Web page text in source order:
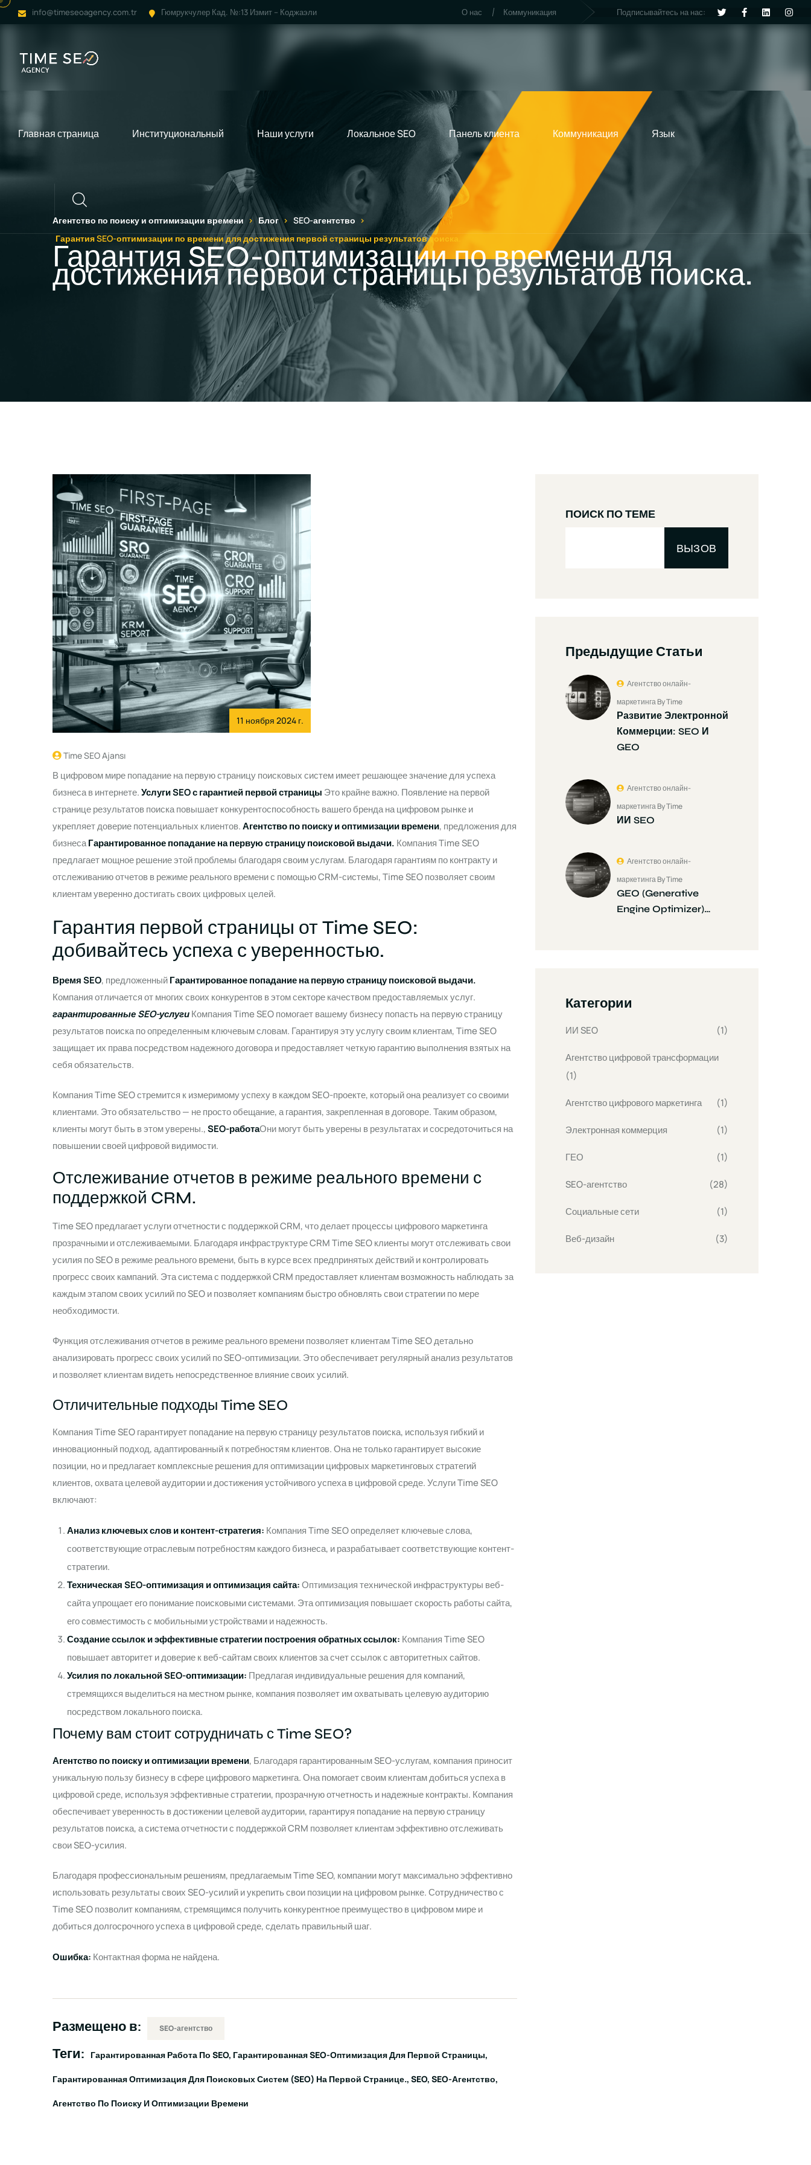
info@timeseoagency.com.tr Гюмрукчулер Кад. №:13 Измит – Коджаэли О нас Коммуникация Подписывайтесь на нас:
Главная страница Институциональный Наши услуги Локальное SEO Панель клиента Коммуникация Язык
Вызов
Агентство по поиску и оптимизации времени Блог
SEO-агентство
Гарантия SEO-оптимизации по времени для достижения первой страницы результатов поиска.
Гарантия SEO-оптимизации по времени для
достижения первой страницы результатов поиска.
11 ноября 2024 г.
Time SEO Ajansı
В цифровом мире попадание на первую страницу поисковых систем имеет решающее значение для успеха
бизнеса в интернете.Услуги SEO с гарантией первой страницы Это крайне важно. Появление на первой
странице результатов поиска повышает конкурентоспособность вашего бренда на цифровом рынке и
укрепляет доверие потенциальных клиентов.Агентство по поиску и оптимизации времени, предложения для
бизнесаГарантированное попадание на первую страницу поисковой выдачи. Компания Time SEO
предлагает мощное решение этой проблемы благодаря своим услугам. Благодаря гарантиям по контракту и
отслеживанию отчетов в режиме реального времени с помощью CRM-системы, Time SEO позволяет своим
клиентам уверенно достигать своих цифровых целей.
Гарантия первой страницы от Time SEO:
добивайтесь успеха с уверенностью.
Время SEO, предложенныйГарантированное попадание на первую страницу поисковой выдачи.
Компания отличается от многих своих конкурентов в этом секторе качеством предоставляемых услуг.
гарантированные SEO-услугиКомпания Time SEO помогает вашему бизнесу попасть на первую страницу
результатов поиска по определенным ключевым словам. Гарантируя эту услугу своим клиентам, Time SEO
защищает их права посредством надежного договора и предоставляет четкую гарантию выполнения взятых на
себя обязательств.
Компания Time SEO стремится к измеримому успеху в каждом SEO-проекте, который она реализует со своими
клиентами. Это обязательство — не просто обещание, а гарантия, закрепленная в договоре. Таким образом,
клиенты могут быть в этом уверены.,SEO-работаОни могут быть уверены в результатах и сосредоточиться на
повышении своей цифровой видимости.
Отслеживание отчетов в режиме реального времени с
поддержкой CRM.
Time SEO предлагает услуги отчетности с поддержкой CRM, что делает процессы цифрового маркетинга
прозрачными и отслеживаемыми. Благодаря инфраструктуре CRM Time SEO клиенты могут отслеживать свои
усилия по SEO в режиме реального времени, быть в курсе всех предпринятых действий и контролировать
прогресс своих кампаний. Эта система с поддержкой CRM предоставляет клиентам возможность наблюдать за
каждым этапом своих усилий по SEO и позволяет компаниям быстро обновлять свои стратегии по мере
необходимости.
Функция отслеживания отчетов в режиме реального времени позволяет клиентам Time SEO детально
анализировать прогресс своих усилий по SEO-оптимизации. Это обеспечивает регулярный анализ результатов
и позволяет клиентам видеть непосредственное влияние своих усилий.
Отличительные подходы Time SEO
Компания Time SEO гарантирует попадание на первую страницу результатов поиска, используя гибкий и
инновационный подход, адаптированный к потребностям клиентов. Она не только гарантирует высокие
позиции, но и предлагает комплексные решения для оптимизации цифровых маркетинговых стратегий
клиентов, охвата целевой аудитории и достижения устойчивого успеха в цифровой среде. Услуги Time SEO
включают:
Анализ ключевых слов и контент-стратегия: Компания Time SEO определяет ключевые слова,
соответствующие отраслевым потребностям каждого бизнеса, и разрабатывает соответствующие контент-
стратегии.
Техническая SEO-оптимизация и оптимизация сайта:Оптимизация технической инфраструктуры веб-
сайта упрощает его понимание поисковыми системами. Эта оптимизация повышает скорость работы сайта,
его совместимость с мобильными устройствами и надежность.
Создание ссылок и эффективные стратегии построения обратных ссылок: Компания Time SEO
повышает авторитет и доверие к веб-сайтам своих клиентов за счет ссылок с авторитетных сайтов.
Усилия по локальной SEO-оптимизации: Предлагая индивидуальные решения для компаний,
стремящихся выделиться на местном рынке, компания позволяет им охватывать целевую аудиторию
посредством локального поиска.
Почему вам стоит сотрудничать с Time SEO?
Агентство по поиску и оптимизации времени, Благодаря гарантированным SEO-услугам, компания приносит
уникальную пользу бизнесу в сфере цифрового маркетинга. Она помогает своим клиентам добиться успеха в
цифровой среде, используя эффективные стратегии, прозрачную отчетность и надежные контракты. Компания
обеспечивает уверенность в достижении целевой аудитории, гарантируя попадание на первую страницу
результатов поиска, а система отчетности с поддержкой CRM позволяет клиентам эффективно отслеживать
свои SEO-усилия.
Благодаря профессиональным решениям, предлагаемым Time SEO, компании могут максимально эффективно
использовать результаты своих SEO-усилий и укрепить свои позиции на цифровом рынке. Сотрудничество с
Time SEO позволит компаниям, стремящимся получить конкурентное преимущество в цифровом мире и
добиться долгосрочного успеха в цифровой среде, сделать правильный шаг.
Ошибка: Контактная форма не найдена.
Размещено в: SEO-агентство
Теги: Гарантированная Работа По SEO Гарантированная SEO-Оптимизация Для Первой Страницы
Гарантированная Оптимизация Для Поисковых Систем (SEO) На Первой Странице. SEO SEO-Агентство
Агентство По Поиску И Оптимизации Времени
ПОИСК ПО ТЕМЕ
ВЫЗОВ
Предыдущие Статьи
Развитие Электронной
Коммерции: SEO И
GEO
Агентство онлайн-
маркетинга By Time
ИИ SEO
Агентство онлайн-
маркетинга By Time
GEO (Generative
Engine Optimizer)…
Агентство онлайн-
маркетинга By Time
Категории
ИИ SEO (1)
Агентство цифровой трансформации
(1)
Агентство цифрового маркетинга (1)
Электронная коммерция (1)
ГЕО (1)
SEO-агентство (28)
Социальные сети (1)
Веб-дизайн (3)